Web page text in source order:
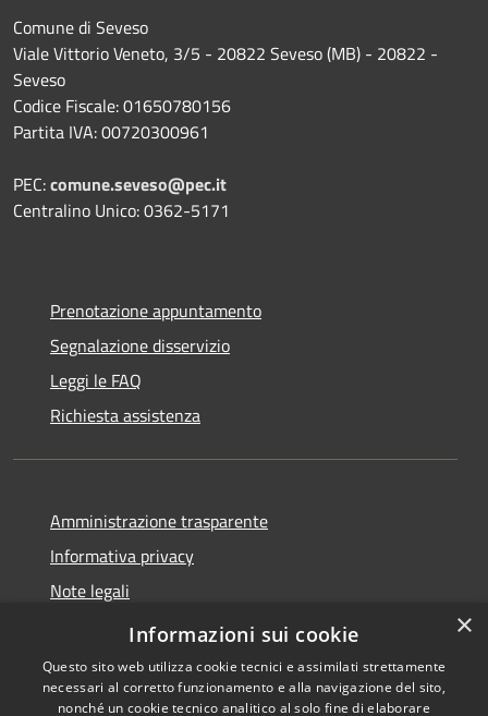
Comune di Seveso
Viale Vittorio Veneto, 3/5 - 20822 Seveso (MB) - 20822 -
Seveso
Codice Fiscale: 01650780156
Partita IVA: 00720300961
PEC:comune.seveso@pec.it
Centralino Unico: 0362-5171
Prenotazione appuntamento
Segnalazione disservizio
Leggi le FAQ
Richiesta assistenza
Amministrazione trasparente
Informativa privacy
Note legali
Dichiarazione di accessibilità
×
Informazioni sui cookie
Questo sito web utilizza cookie tecnici e assimilati strettamente
necessari al corretto funzionamento e alla navigazione del sito,
nonché un cookie tecnico analitico al solo fine di elaborare